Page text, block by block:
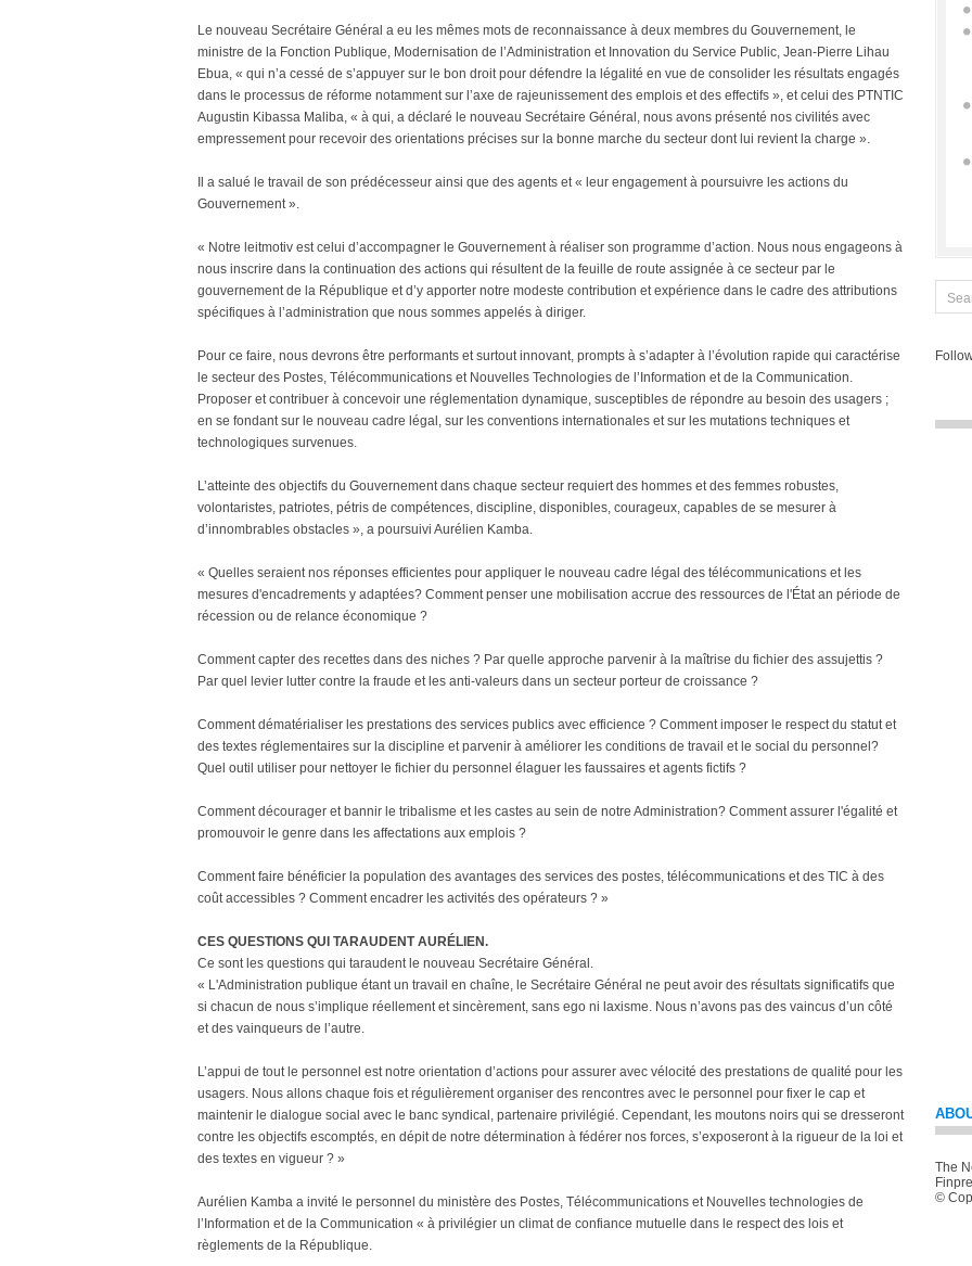
Le nouveau Secrétaire Général a eu les mêmes mots de reconnaissance à deux membres du Gouvernement, le
ministre de la Fonction Publique, Modernisation de l’Administration et Innovation du Service Public, Jean-Pierre Lihau
Ebua, « qui n’a cessé de s’appuyer sur le bon droit pour défendre la légalité en vue de consolider les résultats engagés
dans le processus de réforme notamment sur l’axe de rajeunissement des emplois et des effectifs », et celui des PTNTIC
Augustin Kibassa Maliba, « à qui, a déclaré le nouveau Secrétaire Général, nous avons présenté nos civilités avec
empressement pour recevoir des orientations précises sur la bonne marche du secteur dont lui revient la charge ».
Il a salué le travail de son prédécesseur ainsi que des agents et « leur engagement à poursuivre les actions du
Gouvernement ».
« Notre leitmotiv est celui d’accompagner le Gouvernement à réaliser son programme d’action. Nous nous engageons à
nous inscrire dans la continuation des actions qui résultent de la feuille de route assignée à ce secteur par le
gouvernement de la République et d’y apporter notre modeste contribution et expérience dans le cadre des attributions
spécifiques à l’administration que nous sommes appelés à diriger.
Pour ce faire, nous devrons être performants et surtout innovant, prompts à s’adapter à l’évolution rapide qui caractérise
le secteur des Postes, Télécommunications et Nouvelles Technologies de l’Information et de la Communication.
Proposer et contribuer à concevoir une réglementation dynamique, susceptibles de répondre au besoin des usagers ;
en se fondant sur le nouveau cadre légal, sur les conventions internationales et sur les mutations techniques et
technologiques survenues.
L’atteinte des objectifs du Gouvernement dans chaque secteur requiert des hommes et des femmes robustes,
volontaristes, patriotes, pétris de compétences, discipline, disponibles, courageux, capables de se mesurer à
d’innombrables obstacles », a poursuivi Aurélien Kamba.
« Quelles seraient nos réponses efficientes pour appliquer le nouveau cadre légal des télécommunications et les
mesures d'encadrements y adaptées? Comment penser une mobilisation accrue des ressources de l'État an période de
récession ou de relance économique ?
Comment capter des recettes dans des niches ? Par quelle approche parvenir à la maîtrise du fichier des assujettis ?
Par quel levier lutter contre la fraude et les anti-valeurs dans un secteur porteur de croissance ?
Comment dématérialiser les prestations des services publics avec efficience ? Comment imposer le respect du statut et
des textes réglementaires sur la discipline et parvenir à améliorer les conditions de travail et le social du personnel?
Quel outil utiliser pour nettoyer le fichier du personnel élaguer les faussaires et agents fictifs ?
Comment décourager et bannir le tribalisme et les castes au sein de notre Administration? Comment assurer l'égalité et
promouvoir le genre dans les affectations aux emplois ?
Comment faire bénéficier la population des avantages des services des postes, télécommunications et des TIC à des
coût accessibles ? Comment encadrer les activités des opérateurs ? »
CES QUESTIONS QUI TARAUDENT AURÉLIEN.
Ce sont les questions qui taraudent le nouveau Secrétaire Général.
« L'Administration publique étant un travail en chaîne, le Secrétaire Général ne peut avoir des résultats significatifs que
si chacun de nous s’implique réellement et sincèrement, sans ego ni laxisme. Nous n’avons pas des vaincus d’un côté
et des vainqueurs de l’autre.
L’appui de tout le personnel est notre orientation d’actions pour assurer avec vélocité des prestations de qualité pour les
usagers. Nous allons chaque fois et régulièrement organiser des rencontres avec le personnel pour fixer le cap et
maintenir le dialogue social avec le banc syndical, partenaire privilégié. Cependant, les moutons noirs qui se dresseront
contre les objectifs escomptés, en dépit de notre détermination à fédérer nos forces, s’exposeront à la rigueur de la loi et
des textes en vigueur ? »
Aurélien Kamba a invité le personnel du ministère des Postes, Télécommunications et Nouvelles technologies de
l’Information et de la Communication « à privilégier un climat de confiance mutuelle dans le respect des lois et
règlements de la République.
The
©